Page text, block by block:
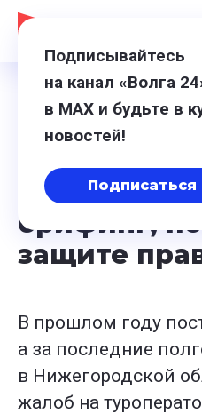
10 июня 2024, 14:34
В Доме
единства
брифинг,
защите
В прошлом году
а за последние
в Нижегородской
жалоб на
Подписывайтесь
на канал «Волга
в МАХ и будьте в
новостей!
Подписаться